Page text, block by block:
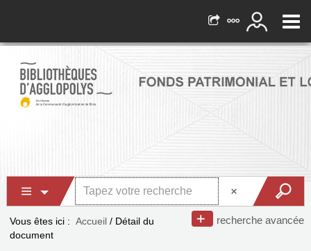
recherche avancée
Vous êtes ici : Accueil / Détail du
document